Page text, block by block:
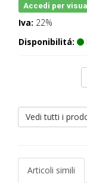
Accedi per
Iva: 22%
Disponibilitá:
Vedi tutti i
Articoli simili